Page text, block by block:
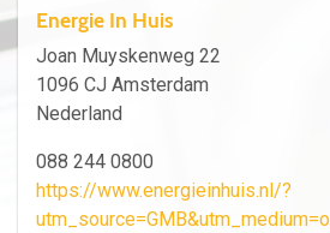
Energie In Huis
Joan Muyskenweg 22
1096 CJ Amsterdam
Nederland
088 244 0800
https://www.energieinhuis.nl/?